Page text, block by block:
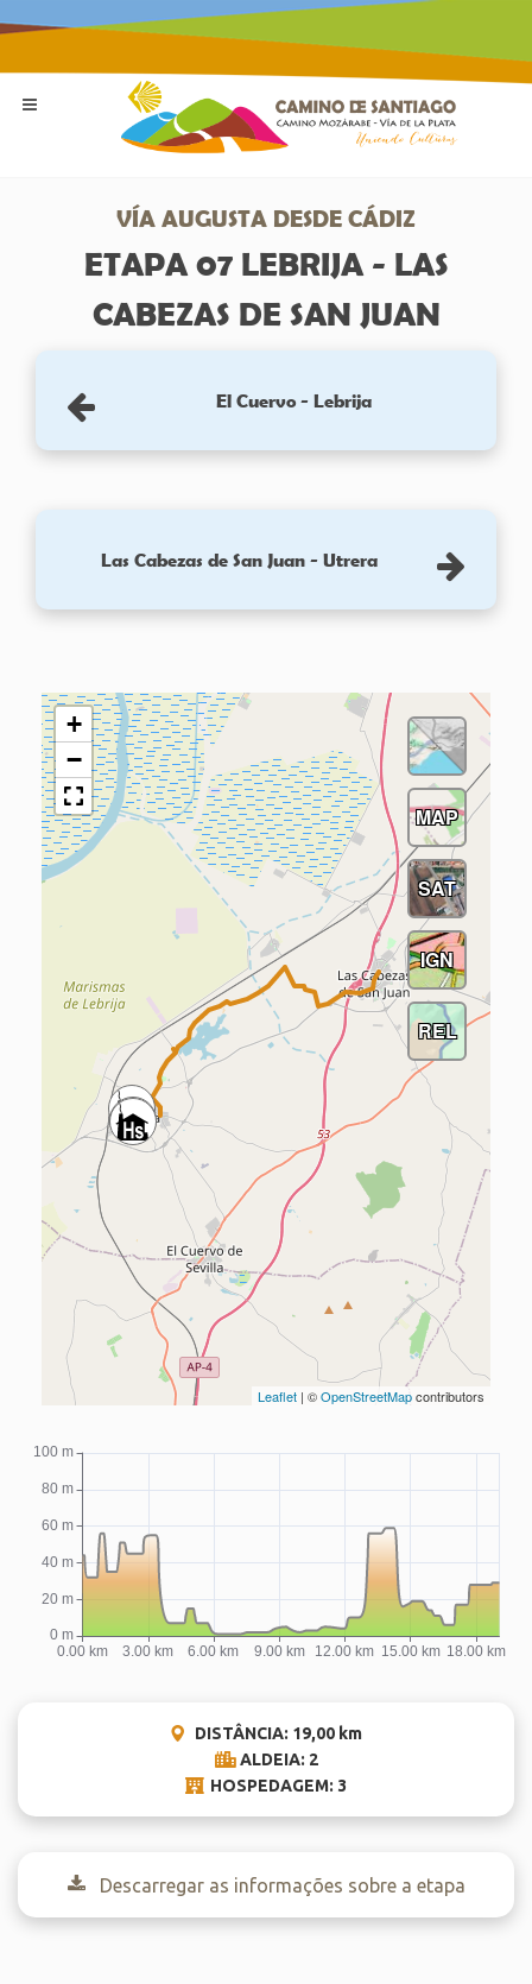
VÍA AUGUSTA DESDE CÁDIZ
ETAPA 07 LEBRIJA - LAS
CABEZAS DE SAN JUAN
El Cuervo - Lebrija
Las Cabezas de San Juan - Utrera
+
−
Leaflet | ©OpenStreetMapcontributors
MAP
SAT
IGN
REL
DISTÂNCIA: 19,00 km
ALDEIA: 2
HOSPEDAGEM: 3
Descarregar as informações sobre a etapa